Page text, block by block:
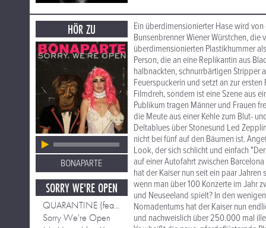
HÖR ZU
BONAPARTE
SORRY WE'RE OPEN
QUARANTINE (feat. Housemeister)
Sorry We're Open
Ein überdimensionierter Hase wird
Bunsenbrenner Wiener Würstchen,
überdimensionierten Plastikhummer
Person, die an eine Replikantin aus
halbnackten, schnurrbärtigen Stripper
Feuerspuckerin und setzt an zur
Filmdreh, sondern ist eine Szene aus
Publikum tragen Männer und Frauen
die Meute aus einer Kehle zum Blut-
Deltablues über Stonesund Led
nicht bei fünf auf den Bäumen ist.
Look, der sich schlicht und einfach
auf einer Autofahrt zwischen
hat der Kaiser nun seit ein paar
wenn man über 100 Konzerte im Jahr
und Neuseeland spielt? In den
Nomadentums hat der Kaiser nun
und nachweislich über 250.000 mal